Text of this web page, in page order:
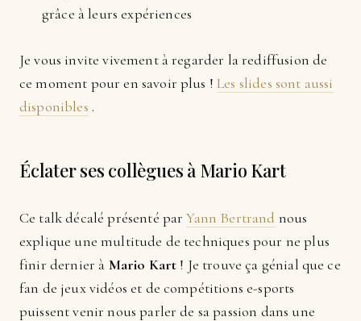
grâce à leurs expériences
Je vous invite vivement à regarder la rediffusion de
ce moment pour en savoir plus !Les slides sont aussi
disponibles .
Éclater ses collègues à Mario Kart
Ce talk décalé présenté parYann Bertrand nous
explique une multitude de techniques pour ne plus
finir dernier à Mario Kart ! Je trouve ça génial que ce
fan de jeux vidéos et de compétitions e-sports
puissent venir nous parler de sa passion dans une